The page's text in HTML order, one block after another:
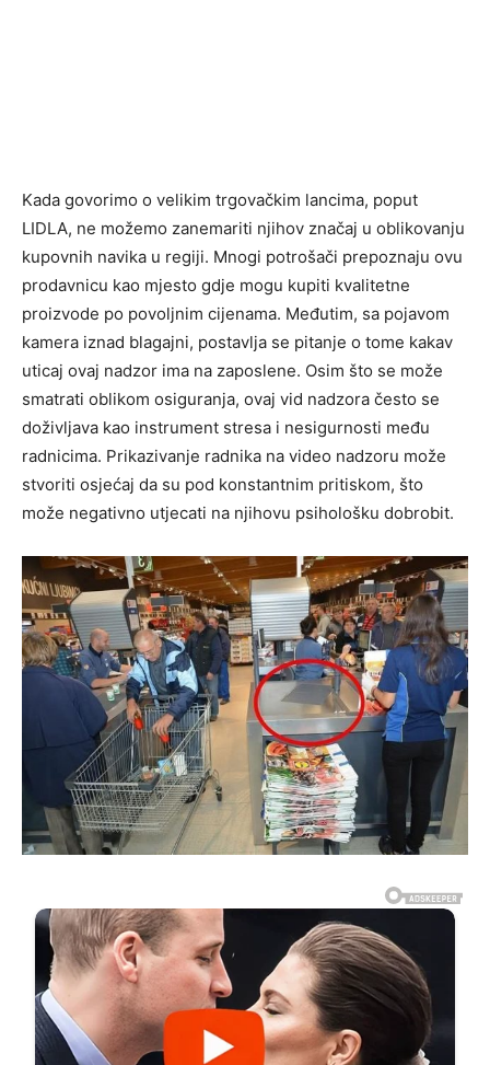
Kada govorimo o velikim trgovačkim lancima, poput
LIDLA, ne možemo zanemariti njihov značaj u oblikovanju
kupovnih navika u regiji. Mnogi potrošači prepoznaju ovu
prodavnicu kao mjesto gdje mogu kupiti kvalitetne
proizvode po povoljnim cijenama. Međutim, sa pojavom
kamera iznad blagajni, postavlja se pitanje o tome kakav
uticaj ovaj nadzor ima na zaposlene. Osim što se može
smatrati oblikom osiguranja, ovaj vid nadzora često se
doživljava kao instrument stresa i nesigurnosti među
radnicima. Prikazivanje radnika na video nadzoru može
stvoriti osjećaj da su pod konstantnim pritiskom, što
može negativno utjecati na njihovu psihološku dobrobit.